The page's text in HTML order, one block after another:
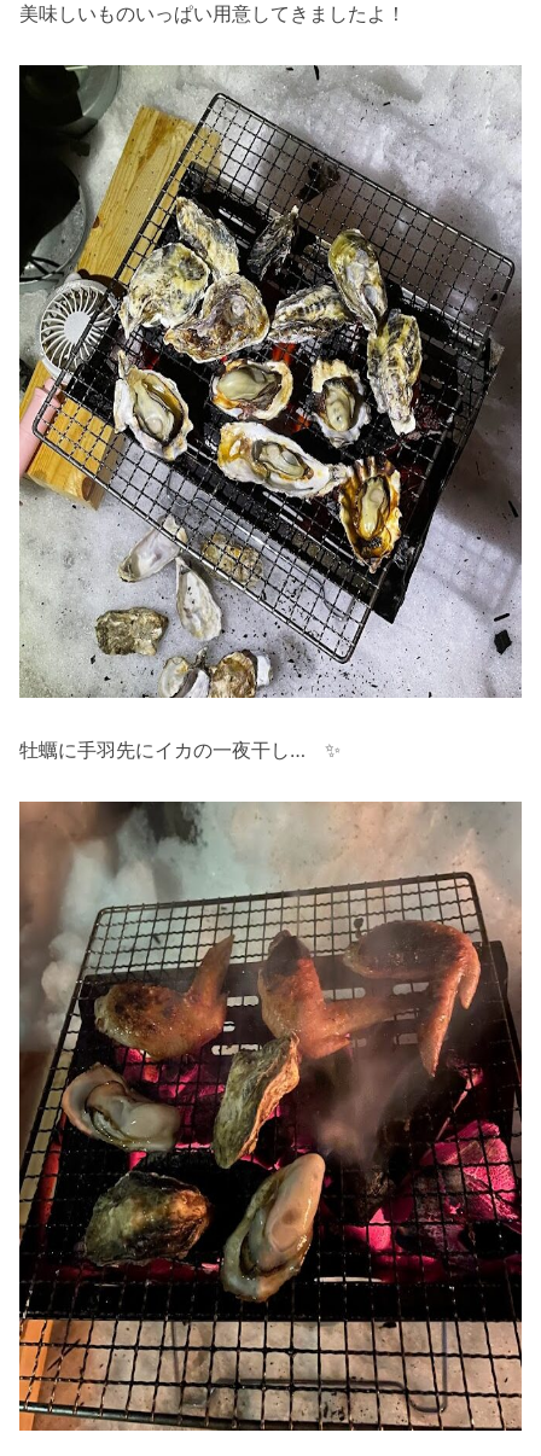
美味しいものいっぱい用意してきましたよ！
牡蠣に手羽先にイカの一夜干し… ✨